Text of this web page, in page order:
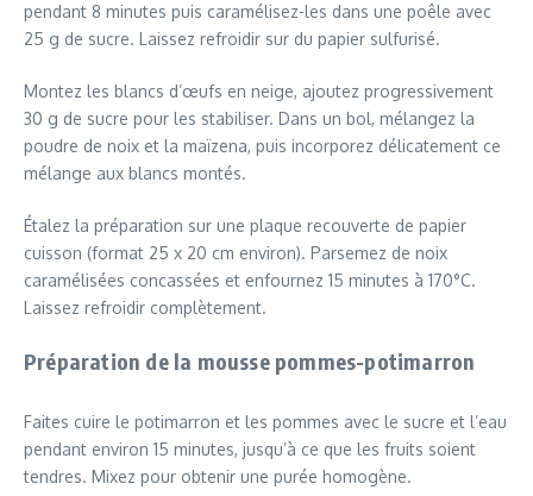
pendant 8 minutes puis caramélisez-les dans une poêle avec
25 g de sucre. Laissez refroidir sur du papier sulfurisé.
Montez les blancs d’œufs en neige, ajoutez progressivement
30 g de sucre pour les stabiliser. Dans un bol, mélangez la
poudre de noix et la maïzena, puis incorporez délicatement ce
mélange aux blancs montés.
Étalez la préparation sur une plaque recouverte de papier
cuisson (format 25 x 20 cm environ). Parsemez de noix
caramélisées concassées et enfournez 15 minutes à 170°C.
Laissez refroidir complètement.
Préparation de la mousse pommes-potimarron
Faites cuire le potimarron et les pommes avec le sucre et l’eau
pendant environ 15 minutes, jusqu’à ce que les fruits soient
tendres. Mixez pour obtenir une purée homogène.